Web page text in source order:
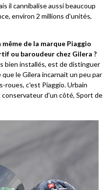
il cannibalise aussi beaucoup
environ 2 millions d'unités,
de la marque Piaggio
ou baroudeur chez Gilera ?
bien installés, est de distinguer
le Gilera incarnait un peu par
roues, c'est Piaggio. Urbain
conservateur d'un côté, Sport de